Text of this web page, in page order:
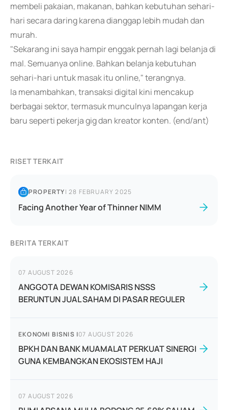
membeli pakaian, makanan, bahkan kebutuhan sehari-
hari secara daring karena dianggap lebih mudah dan
murah.
"Sekarang ini saya hampir enggak pernah lagi belanja di
mal. Semuanya online. Bahkan belanja kebutuhan
sehari-hari untuk masak itu online," terangnya.
Ia menambahkan, transaksi digital kini mencakup
berbagai sektor, termasuk munculnya lapangan kerja
baru seperti pekerja gig dan kreator konten. (end/ant)
RISET TERKAIT
PROPERTY|28 FEBRUARY 2025
Facing Another Year of Thinner NIMM
BERITA TERKAIT
07 AUGUST 2026
ANGGOTA DEWAN KOMISARIS NSSS
BERUNTUN JUAL SAHAM DI PASAR REGULER
EKONOMI BISNIS |07 AUGUST 2026
BPKH DAN BANK MUAMALAT PERKUAT SINERGI
GUNA KEMBANGKAN EKOSISTEM HAJI
07 AUGUST 2026